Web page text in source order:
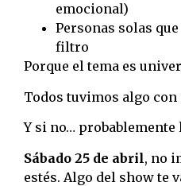
emocional)
Personas solas
filtro
Porque el tema es
Todos tuvimos algo con
Y si no… probablemente
Sábado 25 de abril, no
estés. Algo del show te